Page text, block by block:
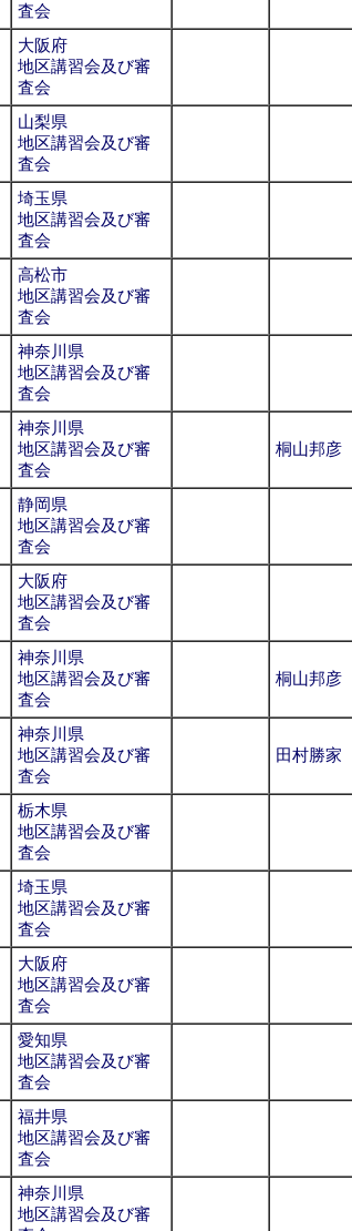
査会
大阪府
地区講習会及び審
査会
山梨県
地区講習会及び審
査会
埼玉県
地区講習会及び審
査会
高松市
地区講習会及び審
査会
神奈川県
地区講習会及び審
査会
神奈川県
地区講習会及び審
査会
桐山邦彦
静岡県
地区講習会及び審
査会
大阪府
地区講習会及び審
査会
神奈川県
地区講習会及び審
査会
桐山邦彦
神奈川県
地区講習会及び審
査会
田村勝家
栃木県
地区講習会及び審
査会
埼玉県
地区講習会及び審
査会
大阪府
地区講習会及び審
査会
愛知県
地区講習会及び審
査会
福井県
地区講習会及び審
査会
神奈川県
地区講習会及び審